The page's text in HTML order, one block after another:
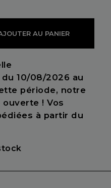
AU PANIER
10/08/2026 au
période, notre
! Vos
à partir du